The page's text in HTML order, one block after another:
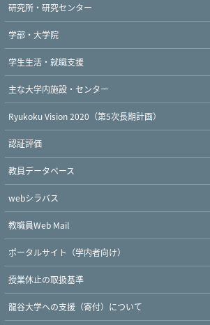
研究所・研究センター
学部・大学院
学生生活・就職支援
主な大学内施設・センター
Ryukoku Vision 2020（第5次長期計画）
認証評価
教員データベース
webシラバス
教職員Web Mail
ポータルサイト（学内者向け）
授業休止の取扱基準
龍谷大学への支援（寄付）について